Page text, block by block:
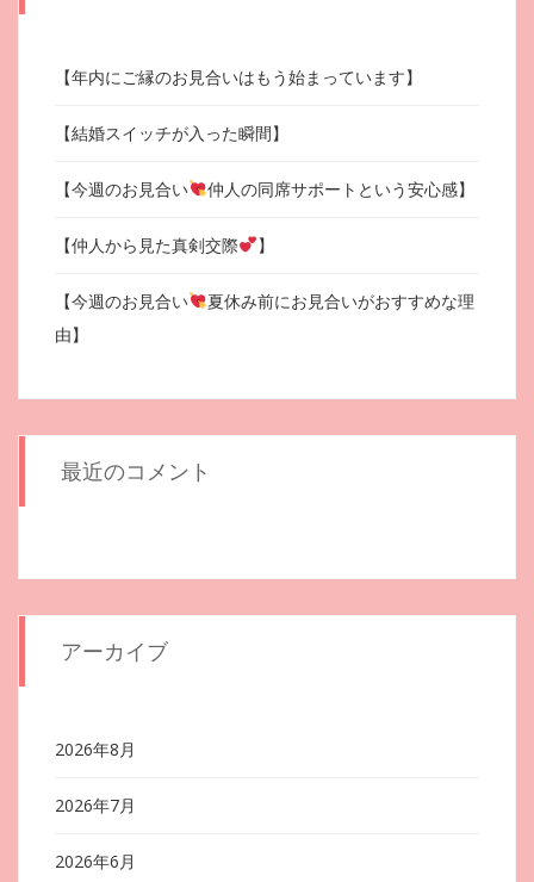
【年内にご縁のお見合いはもう始まっています】
【結婚スイッチが入った瞬間】
【今週のお見合い 仲人の同席サポートという安心感】
【仲人から見た真剣交際 】
【今週のお見合い
夏休み前にお見合いがおすすめな理
由】
最近のコメント
アーカイブ
2026年8月
2026年7月
2026年6月